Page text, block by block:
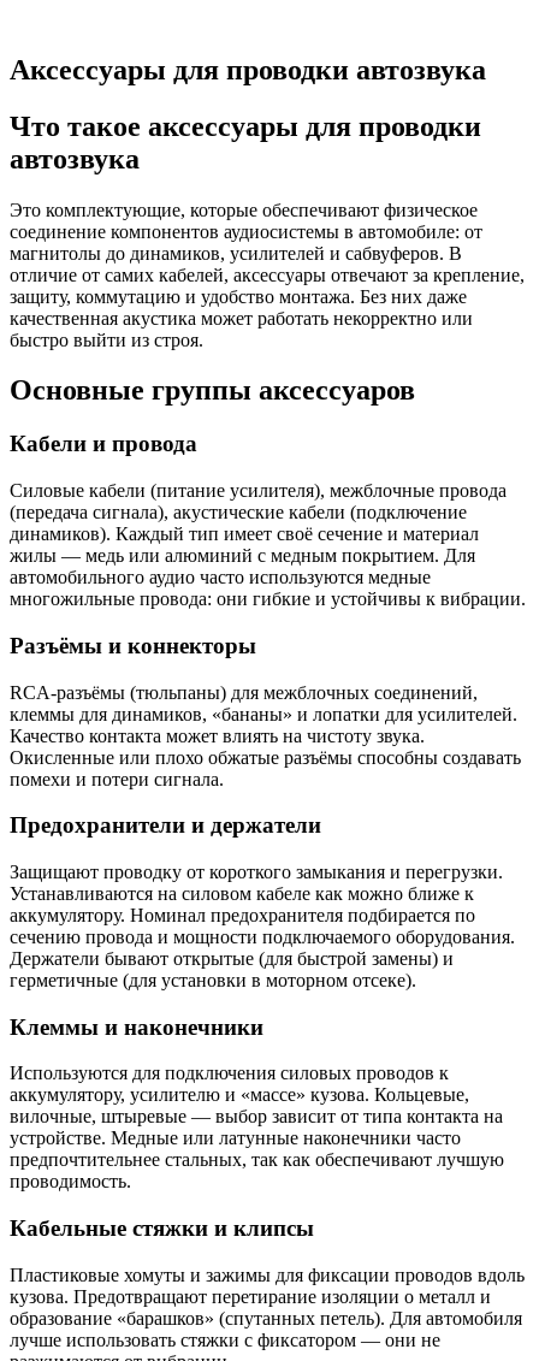
Аксессуары для проводки автозвука
Что такое аксессуары для проводки
автозвука
Это комплектующие, которые обеспечивают физическое
соединение компонентов аудиосистемы в автомобиле: от
магнитолы до динамиков, усилителей и сабвуферов. В
отличие от самих кабелей, аксессуары отвечают за крепление,
защиту, коммутацию и удобство монтажа. Без них даже
качественная акустика может работать некорректно или
быстро выйти из строя.
Основные группы аксессуаров
Кабели и провода
Силовые кабели (питание усилителя), межблочные провода
(передача сигнала), акустические кабели (подключение
динамиков). Каждый тип имеет своё сечение и материал
жилы — медь или алюминий с медным покрытием. Для
автомобильного аудио часто используются медные
многожильные провода: они гибкие и устойчивы к вибрации.
Разъёмы и коннекторы
RCA-разъёмы (тюльпаны) для межблочных соединений,
клеммы для динамиков, «бананы» и лопатки для усилителей.
Качество контакта может влиять на чистоту звука.
Окисленные или плохо обжатые разъёмы способны создавать
помехи и потери сигнала.
Предохранители и держатели
Защищают проводку от короткого замыкания и перегрузки.
Устанавливаются на силовом кабеле как можно ближе к
аккумулятору. Номинал предохранителя подбирается по
сечению провода и мощности подключаемого оборудования.
Держатели бывают открытые (для быстрой замены) и
герметичные (для установки в моторном отсеке).
Клеммы и наконечники
Используются для подключения силовых проводов к
аккумулятору, усилителю и «массе» кузова. Кольцевые,
вилочные, штыревые — выбор зависит от типа контакта на
устройстве. Медные или латунные наконечники часто
предпочтительнее стальных, так как обеспечивают лучшую
проводимость.
Кабельные стяжки и клипсы
Пластиковые хомуты и зажимы для фиксации проводов вдоль
кузова. Предотвращают перетирание изоляции о металл и
образование «барашков» (спутанных петель). Для автомобиля
лучше использовать стяжки с фиксатором — они не